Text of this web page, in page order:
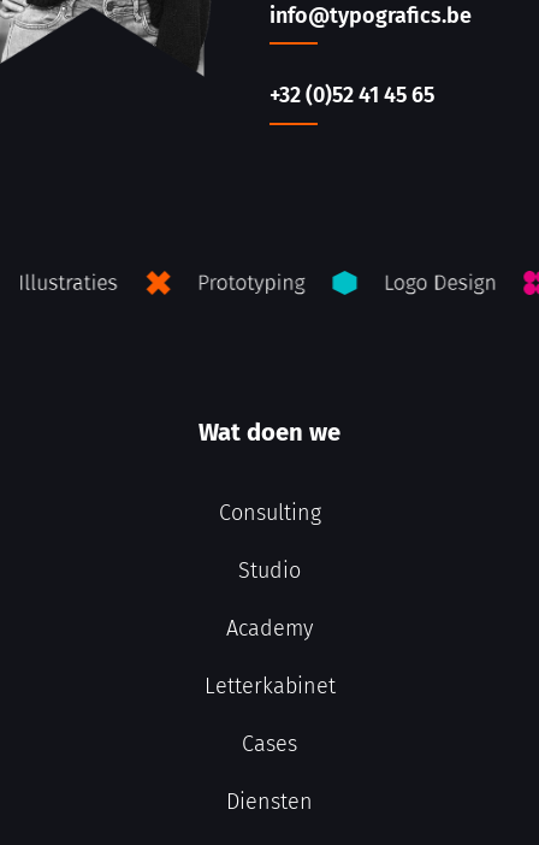
info@typografics.be
+32 (0)52 41 45 65
Wat doen we
Consulting
Studio
Academy
Letterkabinet
Cases
Diensten